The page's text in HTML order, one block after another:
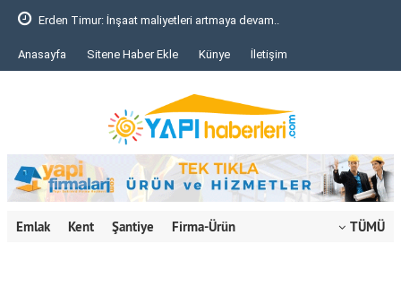
Erden Timur: İnşaat maliyetleri artmaya devam..
Anasayfa Sitene Haber Ekle Künye İletişim
Emlak Kent Şantiye Firma-Ürün TÜMÜ